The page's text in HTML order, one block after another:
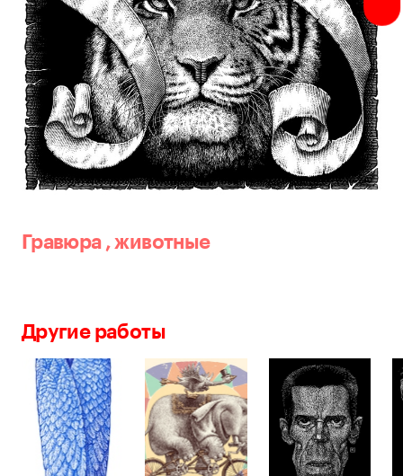
Гравюра ,животные
Другие работы